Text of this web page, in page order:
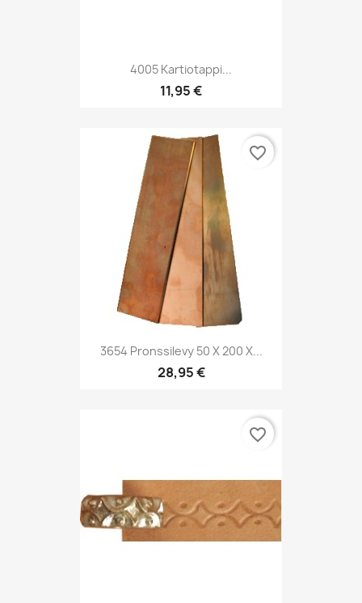
4005 Kartiotappi...
11,95 €
3654 Pronssilevy 50 X 200 X...
28,95 €
favorite_border
favorite_border